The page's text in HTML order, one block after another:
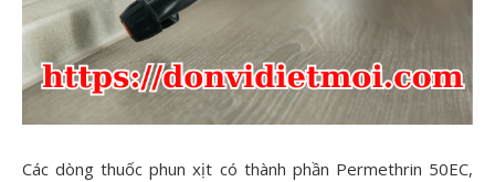
Các dòng thuốc phun xịt có thành phần Permethrin 50EC,